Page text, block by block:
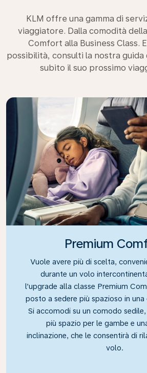
KLM offre una gamma di
viaggiatore. Dalla comodità
Comfort alla Business Class.
possibilità, consulti la nostra
subito il suo prossimo
Premium
Vuole avere più di scelta,
durante un volo
l’upgrade alla classe Premium
posto a sedere più spazioso in una
Si accomodi su un comodo
più spazio per le gambe e
inclinazione, che le consentirà di
volo.